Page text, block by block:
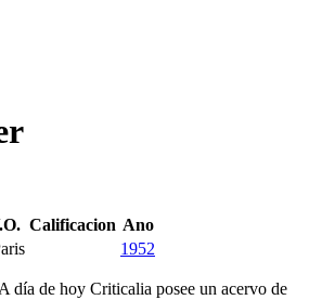
Calificacion Ano
1952
A día de hoy Criticalia posee un acervo de